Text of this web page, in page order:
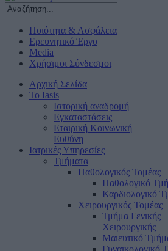
Ποιότητα & Ασφάλεια
Ερευνητικό Έργο
Media
Χρήσιμοι Σύνδεσμοι
Αρχική Σελίδα
Το Iasis
Ιστορική αναδρομή
Εγκαταστάσεις
Εταιρική Κοινωνική
Ευθύνη
Ιατρικές Υπηρεσίες
Τμήματα
Παθολογικός Τομέας
Παθολογικό
Καρδιολογικό
Χειρουργικός Τομέας
Τμήμα Γενικής
Χειρουργικής
Μαιευτικό
Γυναικολογικό